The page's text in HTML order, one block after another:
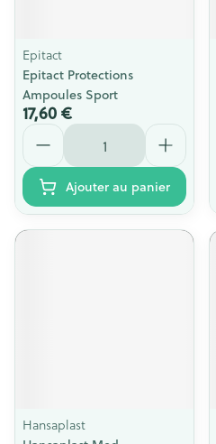
Epitact
Epitact Protections
Ampoules Sport
17,60 €
Quantité
Ajouter au panier
Hansaplast